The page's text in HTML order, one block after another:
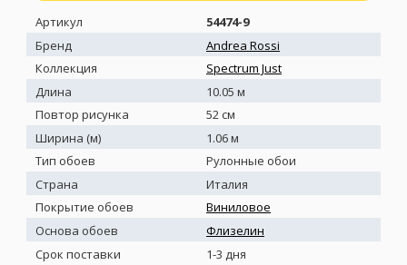
Артикул
54474-9
Бренд
Andrea Rossi
Коллекция
Spectrum Just
Длина
10.05 м
Повтор рисунка
52 см
Ширина (м)
1.06 м
Тип обоев
Рулонные обои
Страна
Италия
Покрытие обоев
Виниловое
Основа обоев
Флизелин
Срок поставки
1-3 дня